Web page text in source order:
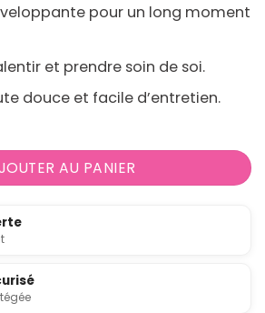
pour un long moment
et prendre soin de soi.
douce et facile d’entretien.
AU PANIER